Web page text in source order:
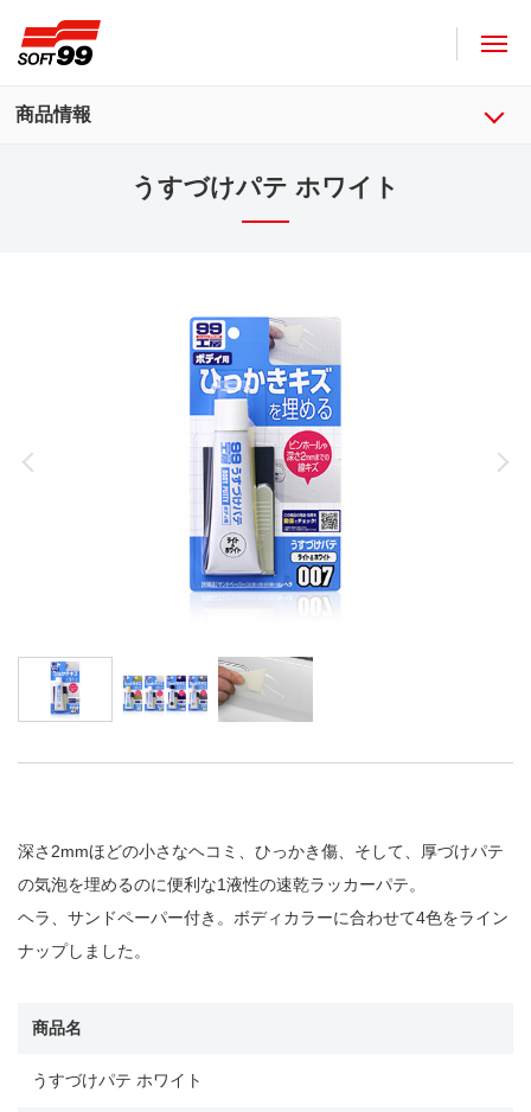
商品情報
うすづけパテ ホワイト
深さ2mmほどの小さなヘコミ、ひっかき傷、そして、厚づけパテ
の気泡を埋めるのに便利な1液性の速乾ラッカーパテ。
ヘラ、サンドペーパー付き。ボディカラーに合わせて4色をライン
ナップしました。
商品名
うすづけパテ ホワイト